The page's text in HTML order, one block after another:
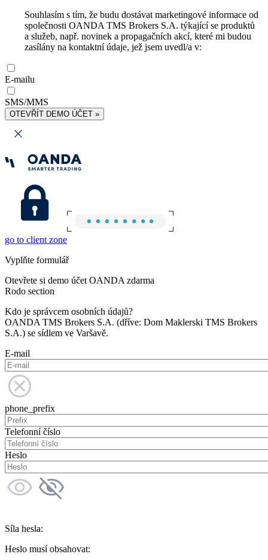
Souhlasím s tím, že budu dostávat marketingové informace od
společnosti OANDA TMS Brokers S.A. týkající se produktů
a služeb, např. novinek a propagačních akcí, které mi budou
zasílány na kontaktní údaje, jež jsem uvedl/a v:
E-mailu
SMS/MMS
OTEVŘÍT DEMO ÚČET »
go to client zone
Vyplňte formulář
Otevřete si demo účet OANDA zdarma
Rodo section
Kdo je správcem osobních údajů?
OANDA TMS Brokers S.A. (dříve: Dom Maklerski TMS Brokers
S.A.) se sídlem ve Varšavě.
E-mail
phone_prefix
Telefonní číslo
Heslo
Síla hesla:
Heslo musí obsahovat: